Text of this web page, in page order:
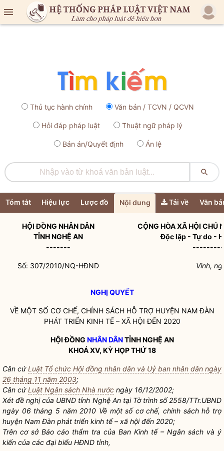

Thủ tục hành chính Văn bản / TCVN / QCVN
Hỏi đáp pháp luật Thuật ngữ pháp lý
Bản án/Quyết định Án lệ

Tóm tắt Hiệu lực Lược đồ Nội dung Tải về Văn
HỘI ĐỒNG NHÂN DÂN
TỈNH NGHỆ AN
-------
CỘNG HÒA XÃ HỘI CHỦ
Độc lập - Tự do -
---------
Số: 307/2010/NQ-HĐND Vinh,
NGHỊ QUYẾT
VỀ MỘT SỐ CƠ CHẾ, CHÍNH SÁCH HỖ TRỢ HUYỆN NAM ĐÀN
PHÁT TRIỂN KINH TẾ – XÃ HỘI ĐẾN 2020
HỘI ĐỒNG NHÂN DÂNTỈNH NGHỆ AN
KHOÁ XV, KỲ HỌP THỨ 18
Căn cứLuật Tổ chức Hội đồng nhân dân và Uỷ ban nhân dân ngày
26 tháng 11 năm 2003;
Căn cứLuật Ngân sách Nhà nước ngày 16/12/2002;
Xét đề nghị của UBND tỉnh Nghệ An tại Tờ trình số 2558/TTr.UBND
ngày 06 tháng 5 năm 2010 Về một số cơ chế, chính sách hỗ trợ
huyện Nam Đàn phát triển kinh tế – xã hội đến 2020;
Trên cơ sở Báo cáo thẩm tra của Ban Kinh tế – Ngân sách và ý
kiến của các đại biểu HĐND tỉnh,